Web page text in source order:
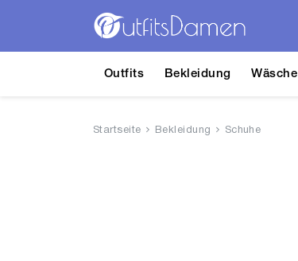
Outfits Bekleidung Wäsche
Startseite Bekleidung Schuhe